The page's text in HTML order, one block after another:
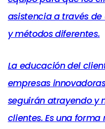
asistencia a través
y métodos diferentes.
La educación del
empresas
seguirán atrayendo y
clientes. Es una